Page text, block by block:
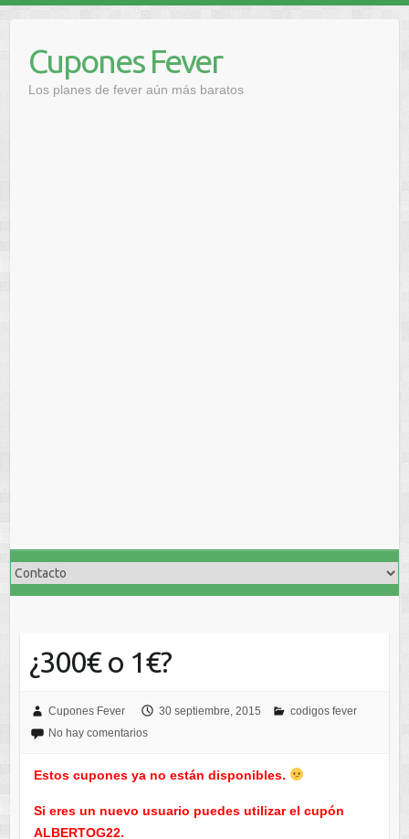
contenidoCupones Fever
Los planes de fever aún más baratos
¿300€ o 1€?
Cupones Fever 30 septiembre, 2015
codigos fever
No hay comentarios
Estos cupones ya no están disponibles.
Si eres un nuevo usuario puedes utilizar el cupón
ALBERTOG22.